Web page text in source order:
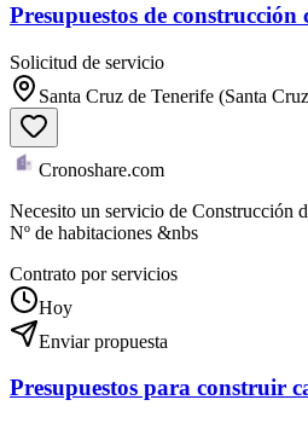
Presupuestos de
Solicitud de servicio
Santa Cruz de Tenerife (Santa
Cronoshare.com
Necesito un servicio de Construcción
Nº de habitaciones &nbs
Contrato por servicios
Hoy
Enviar propuesta
Presupuestos para construir